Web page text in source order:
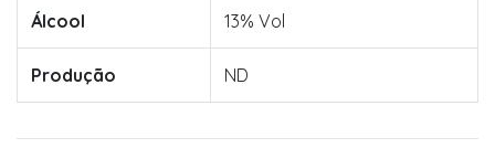
Álcool 13% Vol
Produção ND